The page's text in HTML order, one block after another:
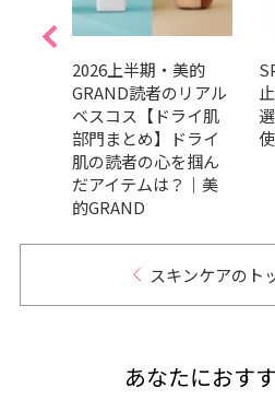
2026上半期・美的
GRAND読者のリアル
ベスコス【ドライ肌
部門まとめ】ドライ
肌の読者の心を掴ん
だアイテムは？｜美
的GRAND
スキンケアのト
あなたにおす